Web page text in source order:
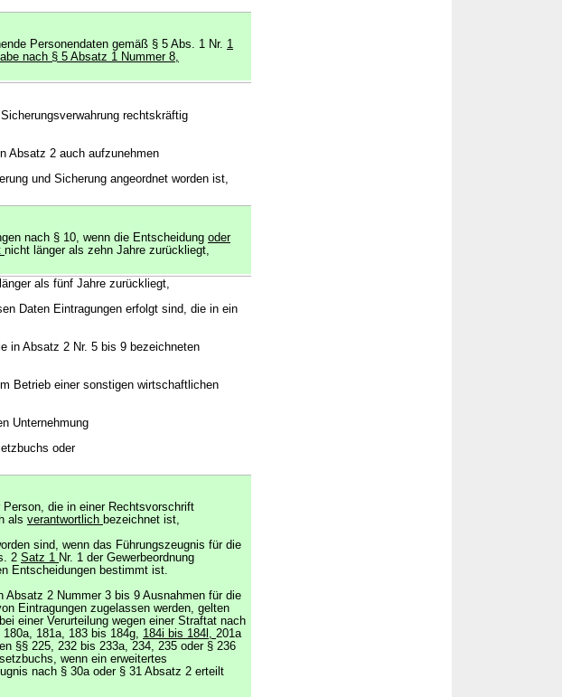
Personendaten gemäß § 5 Abs. 1 Nr. 1
nach § 5 Absatz 1 Nummer 8,
rechtskräftig
Absatz 2 auch aufzunehmen
und Sicherung angeordnet worden ist,
nach § 10, wenn die Entscheidung oder
nicht länger als zehn Jahre zurückliegt,
als fünf Jahre zurückliegt,
Daten Eintragungen erfolgt sind, die in ein
in Absatz 2 Nr. 5 bis 9 bezeichneten
Betrieb einer sonstigen wirtschaftlichen
Unternehmung
oder
Person, die in einer Rechtsvorschrift
als verantwortlich bezeichnet ist,
sind, wenn das Führungszeugnis für die
2 Satz 1 Nr. 1 der Gewerbeordnung
Entscheidungen bestimmt ist.
Absatz 2 Nummer 3 bis 9 Ausnahmen für die
Eintragungen zugelassen werden, gelten
einer Verurteilung wegen einer Straftat nach
180a, 181a, 183 bis 184g, 184i bis 184l, 201a
§§ 225, 232 bis 233a, 234, 235 oder § 236
wenn ein erweitertes
nach § 30a oder § 31 Absatz 2 erteilt